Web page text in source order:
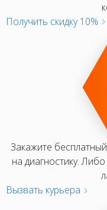
Получить скидку 10%
Закажите
на диагностику.
Вызвать курьера